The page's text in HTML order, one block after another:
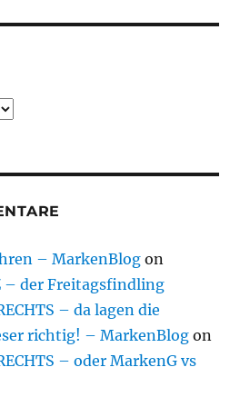
– MarkenBlog on
– der Freitagsfindling
– da lagen die
richtig! – MarkenBlog on
– oder MarkenG vs